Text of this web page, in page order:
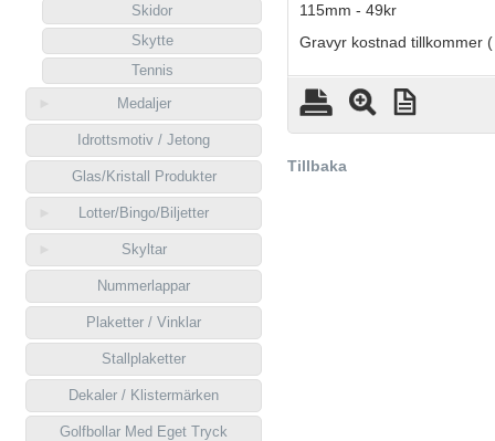
Skidor
Skytte
Tennis
Medaljer
Idrottsmotiv / Jetong
Glas/Kristall Produkter
Lotter/Bingo/Biljetter
Skyltar
Nummerlappar
Plaketter / Vinklar
Stallplaketter
Dekaler / Klistermärken
Golfbollar Med Eget Tryck
115mm - 49kr
Gravyr kostnad tillkommer
Tillbaka